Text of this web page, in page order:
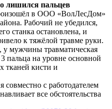
лишился пальцев
в ООО «ВолЛесДом»
Рабочий не убедился,
станка остановлена, и
к тяжёлой травме руки.
мужчины травматическая
пальца на уровне основной
тканей кисти и
с работодателем
все обстоятельства